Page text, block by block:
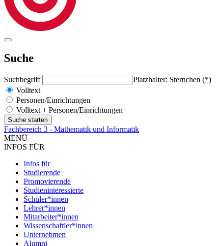
Suche
Suchbegriff
Platzhalter: Sternchen (*)
Volltext
Personen/Einrichtungen
Volltext + Personen/Einrichtungen
Fachbereich 3 - Mathematik und Informatik
MENÜ
INFOS FÜR
Infos für
Studierende
Promovierende
Studieninteressierte
Schüler*innen
Lehrer*innen
Mitarbeiter*innen
Wissenschaftler*innen
Unternehmen
Alumni